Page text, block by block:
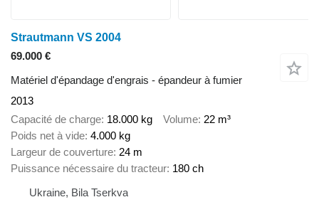
Strautmann VS 2004
69.000 €
Matériel d'épandage d'engrais - épandeur à fumier
2013
Capacité de charge 18.000 kg Volume 22 m³
Poids net à vide 4.000 kg
Largeur de couverture 24 m
Puissance nécessaire du tracteur 180 ch
Ukraine, Bila Tserkva